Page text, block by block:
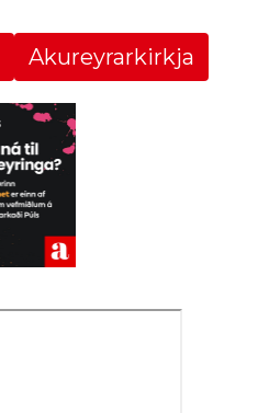
Akureyrarkirkja